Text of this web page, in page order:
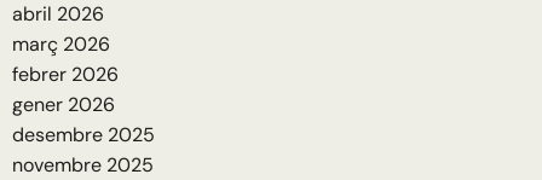
abril 2026
març 2026
febrer 2026
gener 2026
desembre 2025
novembre 2025